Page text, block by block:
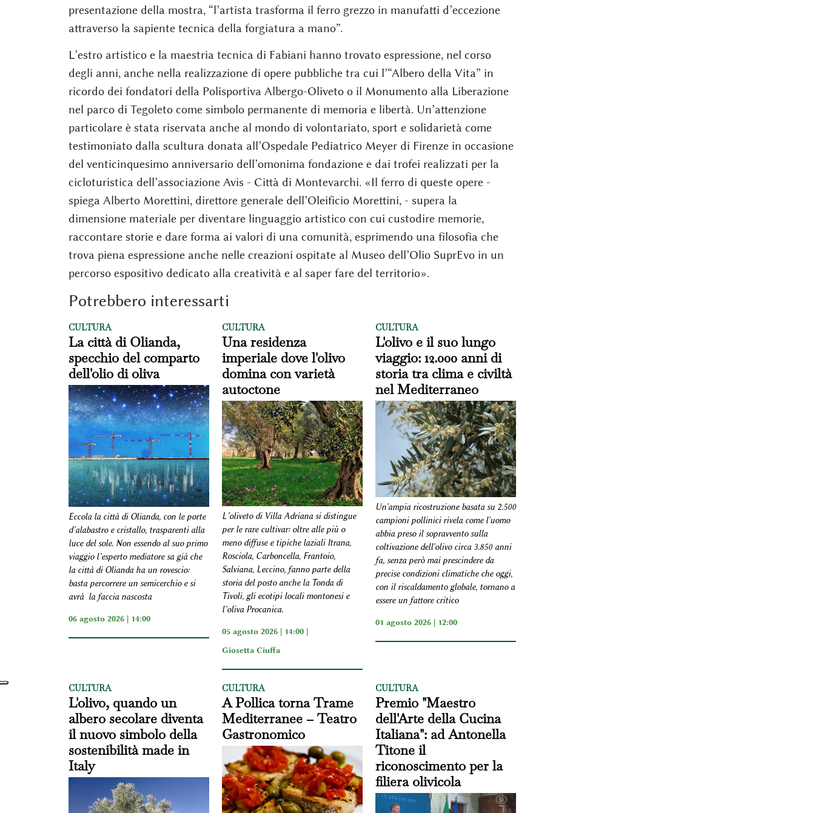
presentazione della mostra, “l’artista trasforma il ferro grezzo in manufatti d’eccezione
attraverso la sapiente tecnica della forgiatura a mano”.
L’estro artistico e la maestria tecnica di Fabiani hanno trovato espressione, nel corso
degli anni, anche nella realizzazione di opere pubbliche tra cui l’“Albero della Vita” in
ricordo dei fondatori della Polisportiva Albergo-Oliveto o il Monumento alla Liberazione
nel parco di Tegoleto come simbolo permanente di memoria e libertà. Un’attenzione
particolare è stata riservata anche al mondo di volontariato, sport e solidarietà come
testimoniato dalla scultura donata all’Ospedale Pediatrico Meyer di Firenze in occasione
del venticinquesimo anniversario dell’omonima fondazione e dai trofei realizzati per la
cicloturistica dell’associazione Avis - Città di Montevarchi. «Il ferro di queste opere -
spiega Alberto Morettini, direttore generale dell’Oleificio Morettini, - supera la
dimensione materiale per diventare linguaggio artistico con cui custodire memorie,
raccontare storie e dare forma ai valori di una comunità, esprimendo una filosofia che
trova piena espressione anche nelle creazioni ospitate al Museo dell’Olio SuprEvo in un
percorso espositivo dedicato alla creatività e al saper fare del territorio».
Potrebbero interessarti
CULTURA
La città di Olianda,
specchio del comparto
dell'olio di oliva
Eccola la città di Olianda, con le porte
d’alabastro e cristallo, trasparenti alla
luce del sole. Non essendo al suo primo
viaggio l’esperto mediatore sa già che
la città di Olianda ha un rovescio:
basta percorrere un semicerchio e si
avrà la faccia nascosta
06 agosto 2026 | 14:00
CULTURA
Una residenza
imperiale dove l'olivo
domina con varietà
autoctone
L’oliveto di Villa Adriana si distingue
per le rare cultivar: oltre alle più o
meno diffuse e tipiche laziali Itrana,
Rosciola, Carboncella, Frantoio,
Salviana, Leccino, fanno parte della
storia del posto anche la Tonda di
Tivoli, gli ecotipi locali montonesi e
l’oliva Procanica.
05 agosto 2026 | 14:00 |
Giosetta Ciuffa
CULTURA
L'olivo e il suo lungo
viaggio: 12.000 anni di
storia tra clima e civiltà
nel Mediterraneo
Un'ampia ricostruzione basata su 2.500
campioni pollinici rivela come l'uomo
abbia preso il sopravvento sulla
coltivazione dell'olivo circa 3.850 anni
fa, senza però mai prescindere da
precise condizioni climatiche che oggi,
con il riscaldamento globale, tornano a
essere un fattore critico
01 agosto 2026 | 12:00
CULTURA
L'olivo, quando un
albero secolare diventa
il nuovo simbolo della
sostenibilità made in
Italy
CULTURA
A Pollica torna Trame
Mediterranee – Teatro
Gastronomico
CULTURA
Premio "Maestro
dell'Arte della Cucina
Italiana": ad Antonella
Titone il
riconoscimento per la
filiera olivicola